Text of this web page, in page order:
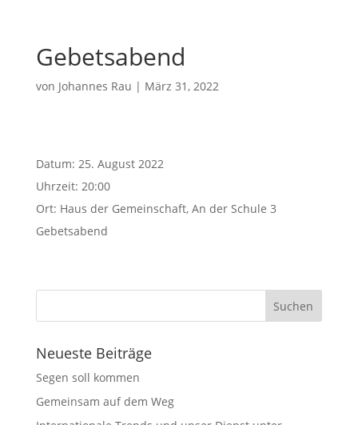
Gebetsabend
von Johannes Rau | März 31, 2022
Datum: 25. August 2022
Uhrzeit: 20:00
Ort: Haus der Gemeinschaft, An der Schule 3
Gebetsabend
Neueste Beiträge
Segen soll kommen
Gemeinsam auf dem Weg